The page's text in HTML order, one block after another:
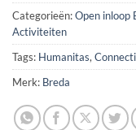
Categorieën:Open inloop
Activiteiten
Tags: Humanitas,
Merk: Breda